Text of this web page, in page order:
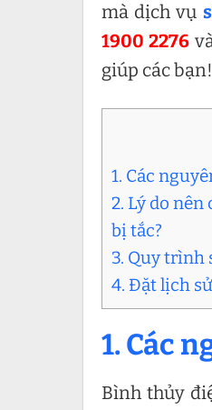
mà dịch vụ
1900 2276
giúp các bạn!
1. Các
2. Lý do
bị tắc?
3. Quy trình
4. Đặt lịch
1. Các
Bình thủy